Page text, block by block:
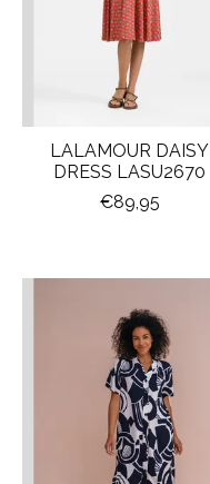
LALAMOUR DAISY
DRESS LASU2670
€89,95